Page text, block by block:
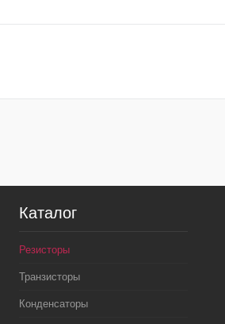
Купить в 1 клик Сравнение
Каталог
Резисторы
Транзисторы
Конденсаторы